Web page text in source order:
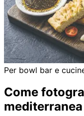
Per bowl bar e
Come